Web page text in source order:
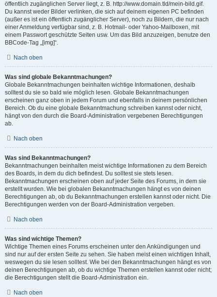
öffentlich zugänglichen Server liegt, z. B. http://www.domain.tld/mein-bild.gif.
Du kannst weder Bilder verlinken, die sich auf deinem eigenen PC befinden
(außer es ist ein öffentlich zugänglicher Server), noch zu Bildern, die nur nach
einer Anmeldung verfügbar sind, z. B. Hotmail- oder Yahoo-Mailboxen, mit
einem Passwort geschützte Seiten usw. Um das Bild anzuzeigen, benutze den
BBCode-Tag „[img]“.
Nach oben
Was sind globale Bekanntmachungen?
Globale Bekanntmachungen beinhalten wichtige Informationen, deshalb
solltest du sie so bald wie möglich lesen. Globale Bekanntmachungen
erscheinen ganz oben in jedem Forum und ebenfalls in deinem persönlichen
Bereich. Ob du eine globale Bekanntmachung schreiben kannst oder nicht,
hängt von den durch die Board-Administration vergebenen Berechtigungen
ab.
Nach oben
Was sind Bekanntmachungen?
Bekanntmachungen beinhalten meist wichtige Informationen zu dem Bereich
des Boards, in dem du dich befindest. Du solltest sie stets lesen.
Bekanntmachungen erscheinen oben auf jeder Seite des Forums, in dem sie
erstellt wurden. Wie bei globalen Bekanntmachungen hängt es von deinen
Berechtigungen ab, ob du Bekanntmachungen erstellen kannst oder nicht. Die
Berechtigungen werden von der Board-Administration vergeben.
Nach oben
Was sind wichtige Themen?
Wichtige Themen eines Forums erscheinen unter den Ankündigungen und
sind nur auf der ersten Seite zu sehen. Sie haben meist einen wichtigen Inhalt,
weswegen du sie lesen solltest. Wie bei den Bekanntmachungen hängt es von
deinen Berechtigungen ab, ob du wichtige Themen erstellen kannst oder nicht;
die Berechtigungen stellt die Board-Administration ein.
Nach oben